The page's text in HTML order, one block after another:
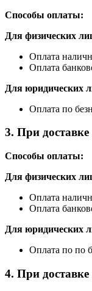
Способы оплаты:
Для физических
Оплата
Оплата
Для юридических
Оплата по
3. При
Способы оплаты:
Для физических
Оплата
Оплата
Для юридических
Оплата по по
4. При доставке